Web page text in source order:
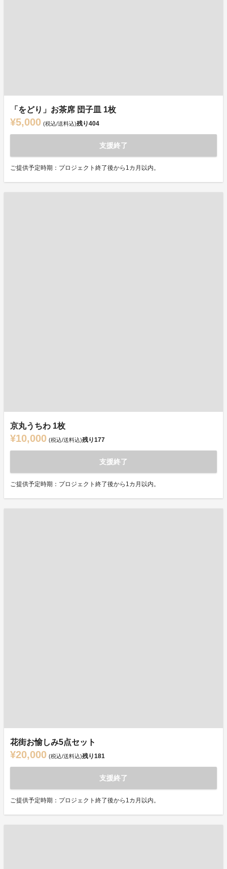
「をどり」お茶席 団子皿 1枚
¥5,000 (税込/送料込)残り404
支援終了
ご提供予定時期：プロジェクト終了後から1カ月以内。
京丸うちわ 1枚
¥10,000 (税込/送料込)残り177
支援終了
ご提供予定時期：プロジェクト終了後から1カ月以内。
花街お愉しみ5点セット
¥20,000 (税込/送料込)残り181
支援終了
ご提供予定時期：プロジェクト終了後から1カ月以内。